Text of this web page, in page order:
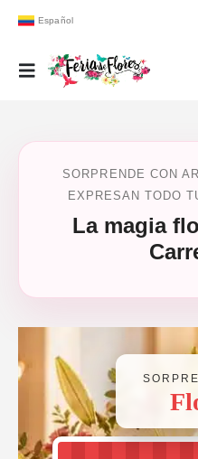
Español
SORPRENDE CON
EXPRESAN TODO
La magia